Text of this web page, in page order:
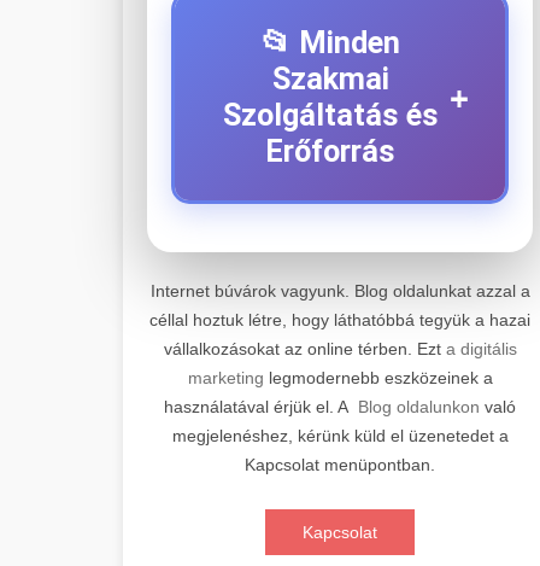
📂 Minden
Szakmai
Szolgáltatás és
Erőforrás
+
+
Professzionális elektromos roller
javítási és karbantartási szolgáltatások.
Szakértő technikusaink minőségi
szervízt nyújtanak minden jelentős
márkához és modellhez.
Szervizközpont Látogatása
📊 2. Online Marketing
Ügynökség
+
Átfogó online marketing
szolgáltatások, beleértve a SEO-t,
közösségi média kezelést és digitális
hirdetéseket. Növekedés elérése
Elektromos Roller
Internet búvárok vagyunk. Blog oldalunkat azzal a
céllal hoztuk létre, hogy láthatóbbá tegyük a hazai
vállalkozásokat az online térben. Ezt a digitális
marketing legmodernebb eszközeinek a
használatával érjük el. A Blog oldalunkon való
megjelenéshez, kérünk küld el üzenetedet a
Kapcsolat menüpontban.
Kapcsolat